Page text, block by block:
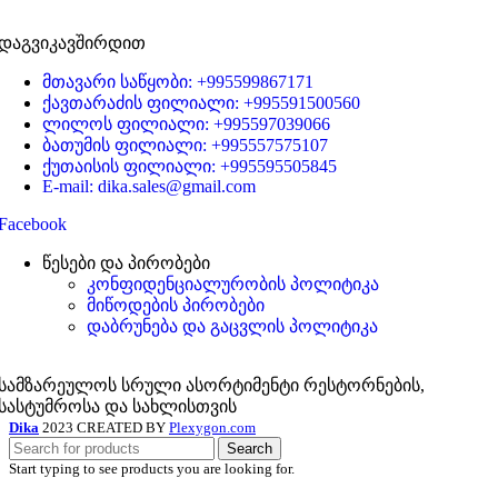
მთავარი საწყობი: +995599867171
ქავთარაძის ფილიალი: +995591500560
ლილოს ფილიალი: +995597039066
ბათუმის ფილიალი: +995557575107
ქუთაისის ფილიალი: +995595505845
E-mail: dika.sales@gmail.com
წესები და პირობები
კონფიდენციალურობის პოლიტიკა
მიწოდების პირობები
დაბრუნება და გაცვლის პოლიტიკა
სრული ასორტიმენტი რესტორნების,
და სახლისთვის
Dika 2023 CREATED BY Plexygon.com
Search
Start typing to see products you are looking for.